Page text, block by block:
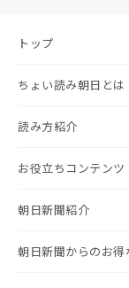
トップ
ちょい読み朝日とは
読み方紹介
お役立ちコンテンツ
朝日新聞紹介
朝日新聞からのお得